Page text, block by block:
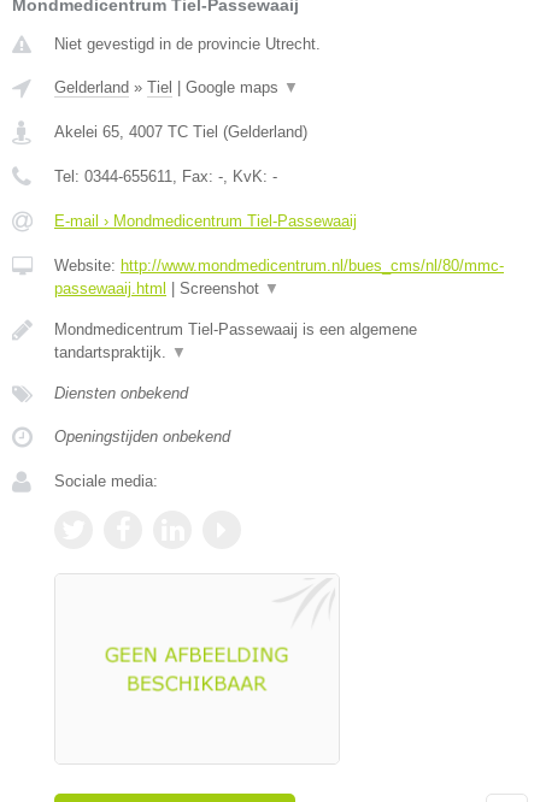
Mondmedicentrum Tiel-Passewaaij
Niet gevestigd in de provincie Utrecht.
Gelderland » Tiel Google maps ▼
Akelei 65 4007 TC Tiel (Gelderland)
Tel: 0344-655611 , Fax: - , KvK: -
E-mail › Mondmedicentrum Tiel-Passewaaij
Website: http://www.mondmedicentrum.nl/bues_cms/nl/80/mmc-
passewaaij.html
Screenshot ▼
Mondmedicentrum Tiel-Passewaaij is een algemene
tandartspraktijk.
▼
Diensten onbekend
Openingstijden onbekend
Sociale media: